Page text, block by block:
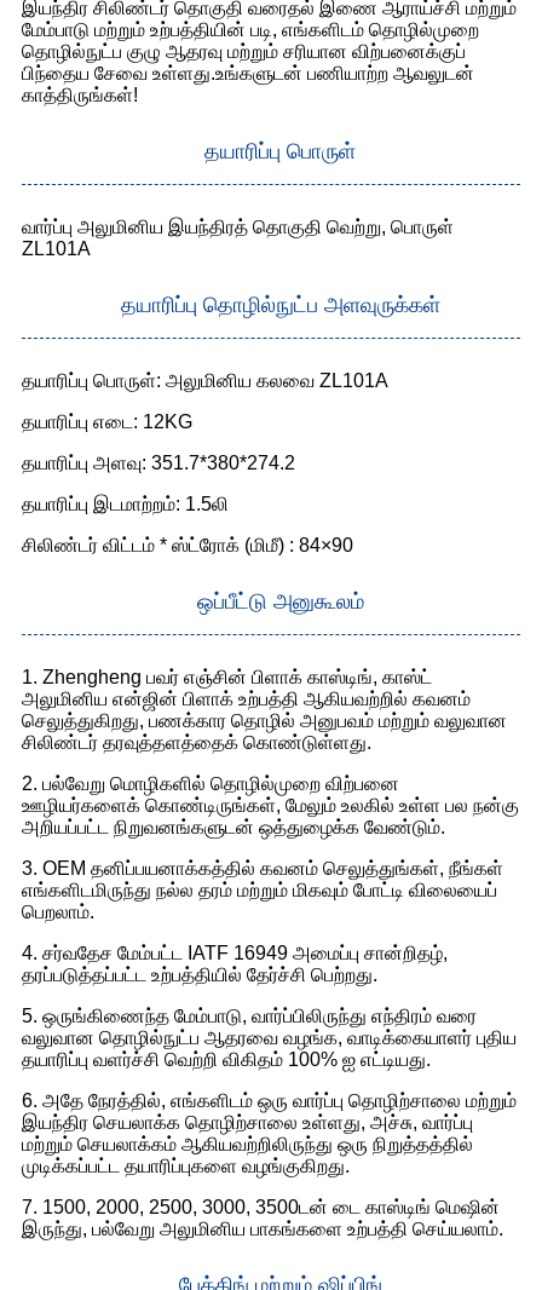
இயந்திர சிலிண்டர் தொகுதி வரைதல் இணை ஆராய்ச்சி மற்றும்
மேம்பாடு மற்றும் உற்பத்தியின் படி, எங்களிடம் தொழில்முறை
தொழில்நுட்ப குழு ஆதரவு மற்றும் சரியான விற்பனைக்குப்
பிந்தைய சேவை உள்ளது.உங்களுடன் பணியாற்ற ஆவலுடன்
காத்திருங்கள்!
தயாரிப்பு பொருள்
வார்ப்பு அலுமினிய இயந்திரத் தொகுதி வெற்று, பொருள்
ZL101A
தயாரிப்பு தொழில்நுட்ப அளவுருக்கள்
தயாரிப்பு பொருள்: அலுமினிய கலவை ZL101A
தயாரிப்பு எடை: 12KG
தயாரிப்பு அளவு: 351.7*380*274.2
தயாரிப்பு இடமாற்றம்: 1.5லி
சிலிண்டர் விட்டம் * ஸ்ட்ரோக் (மிமீ) : 84×90
ஒப்பீட்டு அனுகூலம்
1. Zhengheng பவர் எஞ்சின் பிளாக் காஸ்டிங், காஸ்ட்
அலுமினிய என்ஜின் பிளாக் உற்பத்தி ஆகியவற்றில் கவனம்
செலுத்துகிறது, பணக்கார தொழில் அனுபவம் மற்றும் வலுவான
சிலிண்டர் தரவுத்தளத்தைக் கொண்டுள்ளது.
2. பல்வேறு மொழிகளில் தொழில்முறை விற்பனை
ஊழியர்களைக் கொண்டிருங்கள், மேலும் உலகில் உள்ள பல நன்கு
அறியப்பட்ட நிறுவனங்களுடன் ஒத்துழைக்க வேண்டும்.
3. OEM தனிப்பயனாக்கத்தில் கவனம் செலுத்துங்கள், நீங்கள்
எங்களிடமிருந்து நல்ல தரம் மற்றும் மிகவும் போட்டி விலையைப்
பெறலாம்.
4. சர்வதேச மேம்பட்ட IATF 16949 அமைப்பு சான்றிதழ்,
தரப்படுத்தப்பட்ட உற்பத்தியில் தேர்ச்சி பெற்றது.
5. ஒருங்கிணைந்த மேம்பாடு, வார்ப்பிலிருந்து எந்திரம் வரை
வலுவான தொழில்நுட்ப ஆதரவை வழங்க, வாடிக்கையாளர் புதிய
தயாரிப்பு வளர்ச்சி வெற்றி விகிதம் 100% ஐ எட்டியது.
6. அதே நேரத்தில், எங்களிடம் ஒரு வார்ப்பு தொழிற்சாலை மற்றும்
இயந்திர செயலாக்க தொழிற்சாலை உள்ளது, அச்சு, வார்ப்பு
மற்றும் செயலாக்கம் ஆகியவற்றிலிருந்து ஒரு நிறுத்தத்தில்
முடிக்கப்பட்ட தயாரிப்புகளை வழங்குகிறது.
7. 1500, 2000, 2500, 3000, 3500டன் டை காஸ்டிங் மெஷின்
இருந்து, பல்வேறு அலுமினிய பாகங்களை உற்பத்தி செய்யலாம்.
பேக்கிங் மற்றும் ஷிப்பிங்